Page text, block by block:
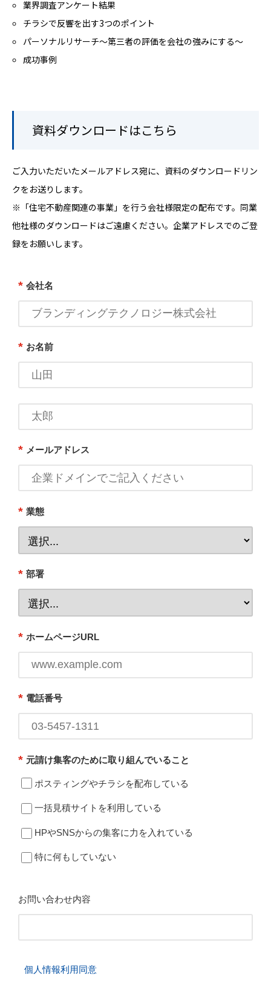
業界調査アンケート結果
チラシで反響を出す3つのポイント
パーソナルリサーチ～第三者の評価を会社の強みにする～
成功事例
資料ダウンロードはこちら
ご入力いただいたメールアドレス宛に、資料のダウンロードリン
クをお送りします。
※「住宅不動産関連の事業」を行う会社様限定の配布です。同業
他社様のダウンロードはご遠慮ください。企業アドレスでのご登
録をお願いします。
* 会社名
* お名前
* メールアドレス
* 業態
* 部署
* ホームページURL
* 電話番号
* 元請け集客のために取り組んでいること
ポスティングやチラシを配布している
一括見積サイトを利用している
HPやSNSからの集客に力を入れている
特に何もしていない
お問い合わせ内容
個人情報利用同意